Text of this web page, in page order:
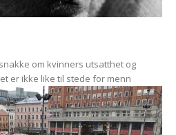
om kvinners utsatthet og
er ikke like til stede for menn